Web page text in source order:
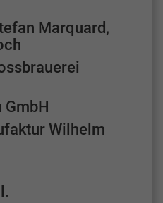
Marquard,
GmbH
Wilhelm